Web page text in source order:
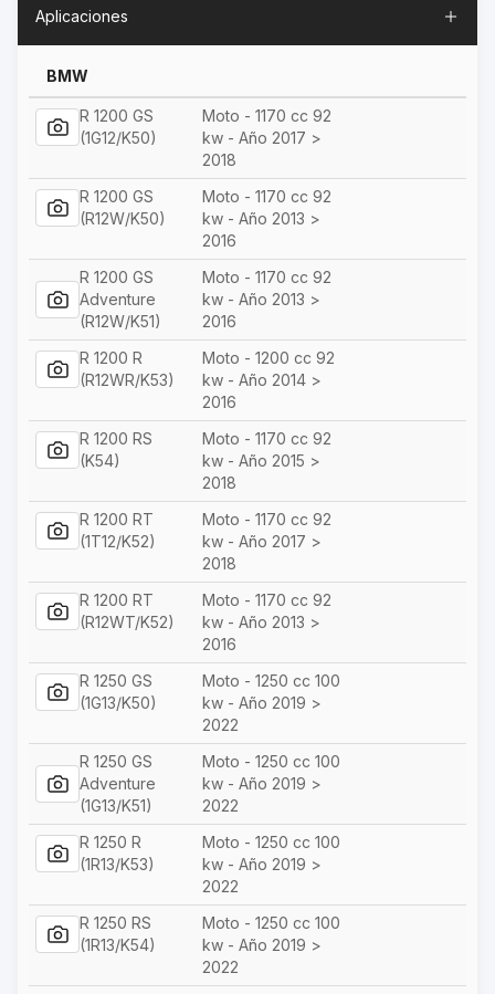
Aplicaciones
BMW
R 1200 GS
(1G12/K50)
Moto - 1170 cc 92
kw - Año 2017 >
2018
R 1200 GS
(R12W/K50)
Moto - 1170 cc 92
kw - Año 2013 >
2016
R 1200 GS
Adventure
(R12W/K51)
Moto - 1170 cc 92
kw - Año 2013 >
2016
R 1200 R
(R12WR/K53)
Moto - 1200 cc 92
kw - Año 2014 >
2016
R 1200 RS
(K54)
Moto - 1170 cc 92
kw - Año 2015 >
2018
R 1200 RT
(1T12/K52)
Moto - 1170 cc 92
kw - Año 2017 >
2018
R 1200 RT
(R12WT/K52)
Moto - 1170 cc 92
kw - Año 2013 >
2016
R 1250 GS
(1G13/K50)
Moto - 1250 cc 100
kw - Año 2019 >
2022
R 1250 GS
Adventure
(1G13/K51)
Moto - 1250 cc 100
kw - Año 2019 >
2022
R 1250 R
(1R13/K53)
Moto - 1250 cc 100
kw - Año 2019 >
2022
R 1250 RS
(1R13/K54)
Moto - 1250 cc 100
kw - Año 2019 >
2022